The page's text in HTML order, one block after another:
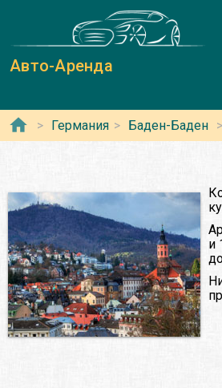
Авто-Аренда
Германия Баден-Баден
и